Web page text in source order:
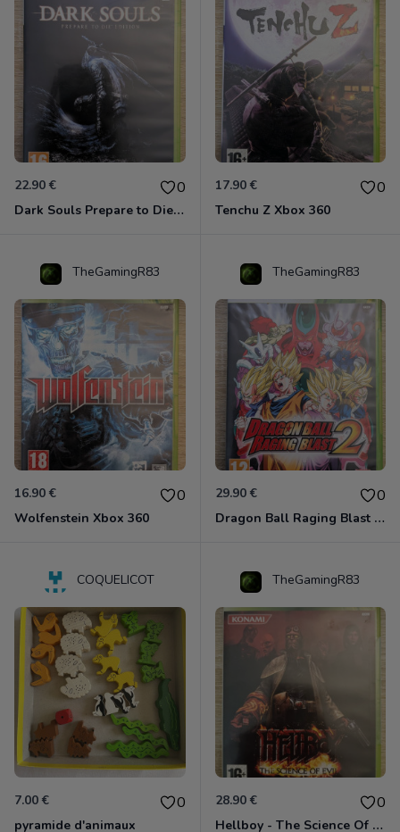
22.90 € 0
Dark Souls Prepare to Die Edition XBOX 360
17.90 € 0
Tenchu Z Xbox 360
TheGamingR83
16.90 € 0
Wolfenstein Xbox 360
TheGamingR83
29.90 € 0
Dragon Ball Raging Blast 2 Xbox 360
COQUELICOT
7.00 € 0
pyramide d'animaux
TheGamingR83
28.90 € 0
Hellboy - The Science Of Evil Xbox 360